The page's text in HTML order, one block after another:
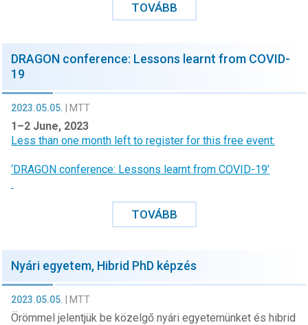
TOVÁBB
DRAGON conference: Lessons learnt from COVID-
19
2023.05.05. MTT
1–2 June, 2023
Less than one month left to register for this free event:
‘DRAGON conference: Lessons learnt from COVID-19’
TOVÁBB
Nyári egyetem, Hibrid PhD képzés
2023.05.05. MTT
Örömmel jelentjük be közelgő nyári egyetemünket és hibrid